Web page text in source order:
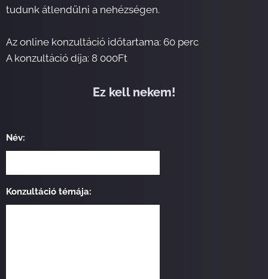
tudunk átlendülni a nehézségen.
Az online konzultáció időtartama: 60 perc
A konzultáció díja: 8 000Ft
Ez kell nekem!
Név:
Konzultáció témája: